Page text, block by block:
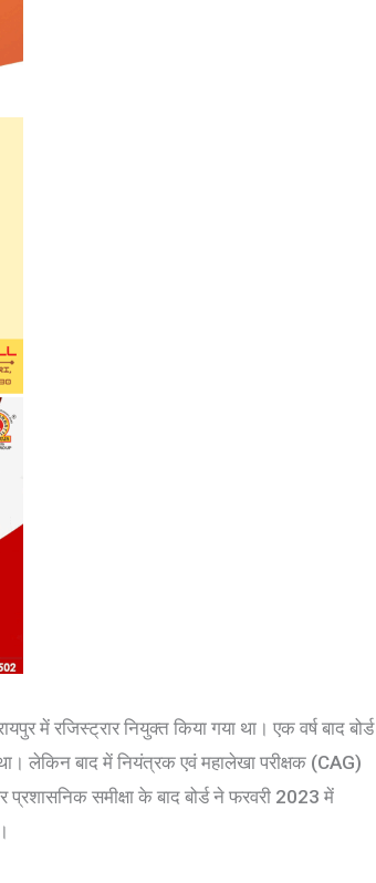
में रजिस्ट्रार नियुक्त किया गया था। एक वर्ष बाद बोर्ड
लेकिन बाद में नियंत्रक एवं महालेखा परीक्षक (CAG)
प्रशासनिक समीक्षा के बाद बोर्ड ने फरवरी 2023 में